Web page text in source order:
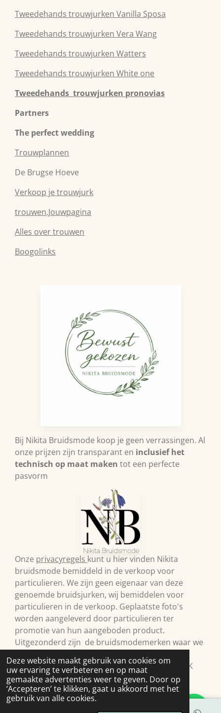
Deze website maakt gebruik van cookies om
uw ervaring te verbeteren en op maat
gemaakte advertenties weer te geven. Door op
‘Accepteren’ te klikken, gaat u akkoord met het
gebruik van alle cookies.
Tweedehands trouwjurken Vanilla Sposa
Tweedehands trouwjurken Vera Wang
Tweedehands trouwjurken Watters
Tweedehands trouwjurken White one
Tweedehands trouwjurken pronovias
Partners
The perfect wedding
Trouwplannen
De Brugse Hoeve
Verkoop je trouwjurk
trouwen.Jouwpagina
Alles over trouwen
Boogolinks
Bij Nikita Bruidsmode koop je geen verrassingen. Al
onze prijzen zijn transparant en inclusief het
technisch op maat maken tot een perfecte
pasvorm
Onze privacyregels kunt u hier vinden Nikita
bruidsmode bemiddeld in de verkoop voor
particulieren. We zijn geen eigenaar van deze
genoemde bruidsjurken, wij bemiddelen voor
particulieren in de verkoop. Geplaatste foto's
worden aangeleverd door particulieren ter
promotie van hun aangeboden product.
Uitgezonderd zijn de bruidsmodemerken waar we
voorbehoud.© 2009 Nikita Bruidsmode B.V. KVK
98293397